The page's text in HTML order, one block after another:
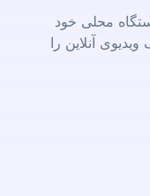
محلی خود
آنلاین را